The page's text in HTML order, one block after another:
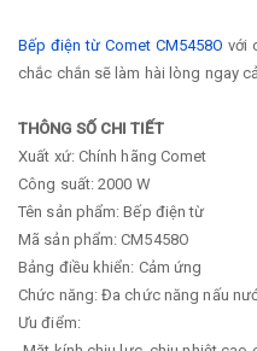
Bếp điện từ Comet CM5458O với
chắc chắn sẽ làm hài lòng ngay
THÔNG SỐ CHI TIẾT
Xuất xứ: Chính hãng Comet
Công suất: 2000 W
Tên sản phẩm: Bếp điện từ
Mã sản phẩm: CM5458O
Bảng điều khiển: Cảm ứng
Chức năng: Đa chức năng nấu
Ưu điểm: